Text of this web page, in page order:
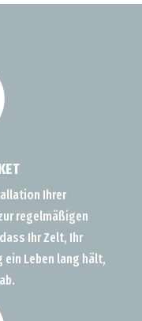
Ihrer
regelmäßigen
Ihr Zelt, Ihr
ein Leben lang hält,